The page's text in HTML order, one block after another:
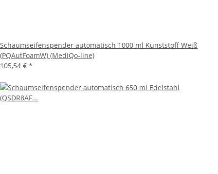
Schaumseifenspender automatisch 1000 ml Kunststoff Weiß
(PQAutFoamW) (MediQo-line)
105,54 € *